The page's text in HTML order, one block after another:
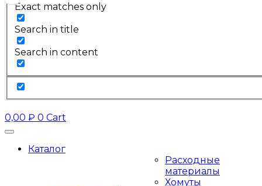
Exact matches only
Search in title
Search in content
0,00 ₽ 0 Cart
Каталог
Расходные
материалы
Хомуты